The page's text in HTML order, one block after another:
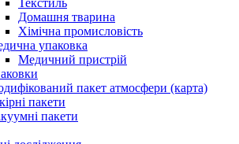
Текстиль
Домашня тварина
Хімічна промисловість
упаковка
Медичний пристрій
пакет атмосфери (карта)
пакети
пакети